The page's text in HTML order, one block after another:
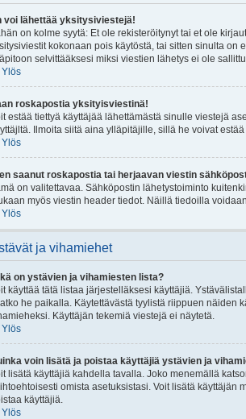
voi lähettää yksitysiviestejä!
on kolme syytä: Et ole rekisteröitynyt tai et ole
kokonaan pois käytöstä, tai sitten sinulta on
selvittääksesi miksi viestien lähetys ei ole
Ylös
roskapostia yksityisviestinä!
estää tiettyä käyttäjää lähettämästä sinulle viestejä
Ilmoita siitä aina ylläpitäjille, sillä he voivat
Ylös
saanut roskapostia tai herjaavan viestin
on valitettavaa. Sähköpostin lähetystoiminto
myös viestin header tiedot. Näillä tiedoilla
Ylös
ja vihamiehet
on ystävien ja vihamiesten lista?
käyttää tätä listaa järjestelläksesi käyttäjiä.
he paikalla. Käytettävästä tyylistä riippuen näiden
Käyttäjän tekemiä viestejä ei näytetä.
Ylös
voin lisätä ja poistaa käyttäjiä ystävien ja
lisätä käyttäjiä kahdella tavalla. Joko menemällä
omista asetuksistasi. Voit lisätä
käyttäjiä.
Ylös